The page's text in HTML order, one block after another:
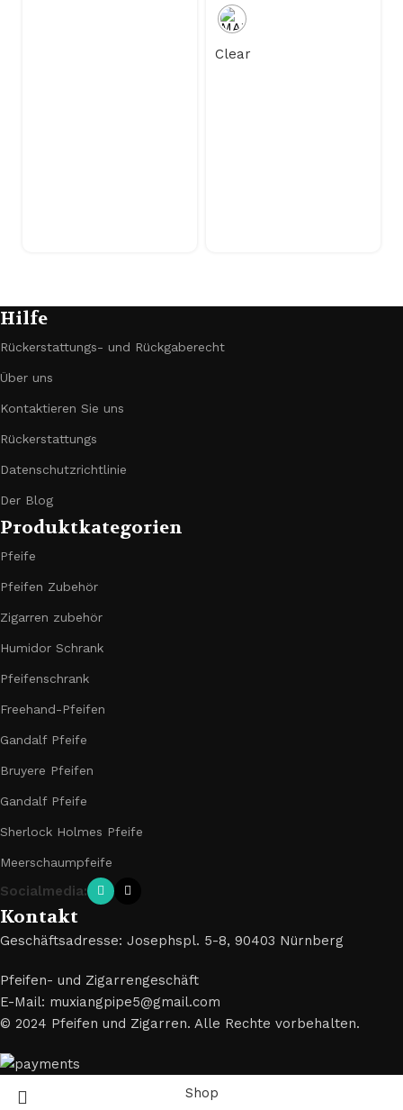
Clear
Hilfe
Rückerstattungs- und Rückgaberecht
Über uns
Kontaktieren Sie uns
Rückerstattungs
Datenschutzrichtlinie
Der Blog
Produktkategorien
Pfeife
Pfeifen Zubehör
Zigarren zubehör
Humidor Schrank
Pfeifenschrank
Freehand-Pfeifen
Gandalf Pfeife
Bruyere Pfeifen
Gandalf Pfeife
Sherlock Holmes Pfeife
Meerschaumpfeife
Socialmedia:
Kontakt
Geschäftsadresse: Josephspl. 5-8, 90403 Nürnberg
Pfeifen- und Zigarrengeschäft
E-Mail: muxiangpipe5@gmail.com
© 2024 Pfeifen und Zigarren. Alle Rechte vorbehalten.
Shop